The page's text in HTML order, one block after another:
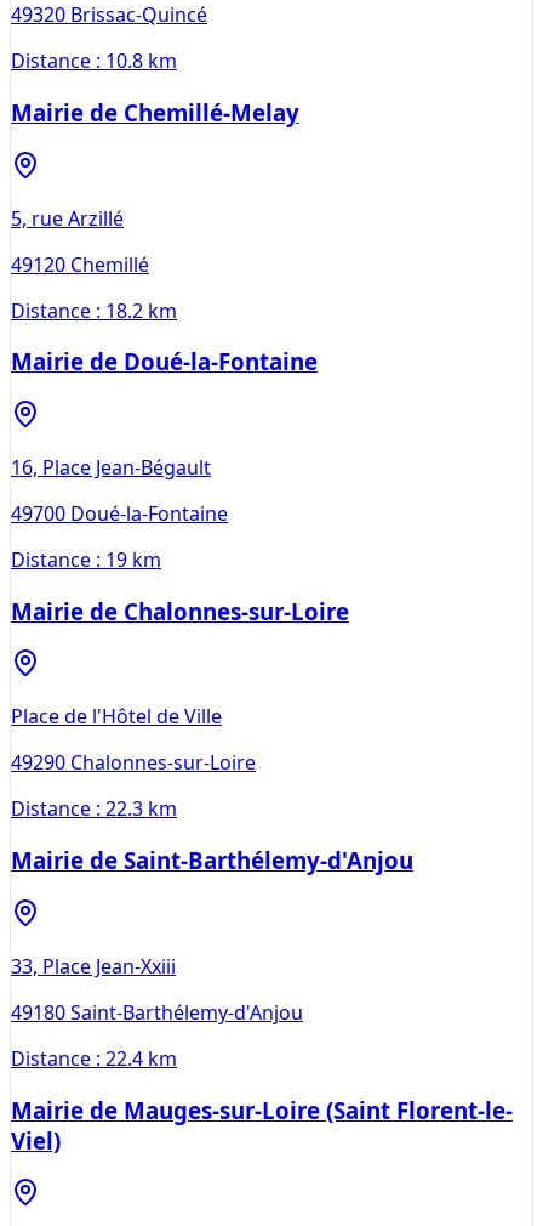
49320 Brissac-Quincé
Distance : 10.8 km
Mairie de Chemillé-Melay
5, rue Arzillé
49120 Chemillé
Distance : 18.2 km
Mairie de Doué-la-Fontaine
16, Place Jean-Bégault
49700 Doué-la-Fontaine
Distance : 19 km
Mairie de Chalonnes-sur-Loire
Place de l'Hôtel de Ville
49290 Chalonnes-sur-Loire
Distance : 22.3 km
Mairie de Saint-Barthélemy-d'Anjou
33, Place Jean-Xxiii
49180Saint-Barthélemy-d'Anjou
Distance : 22.4 km
Mairie de Mauges-sur-Loire (Saint Florent-le-
Viel)